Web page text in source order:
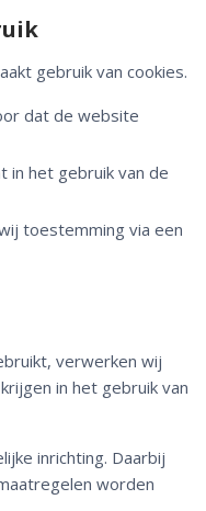
gebruik van cookies.
dat de website
in het gebruik van de
toestemming via een
verwerken wij
in het gebruik van
inrichting. Daarbij
worden